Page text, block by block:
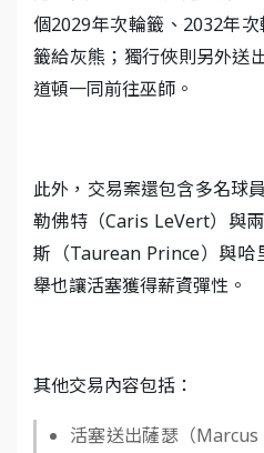
個2029年次輪籤、2032年
籤給灰熊；獨行俠則另外送
道頓一同前往巫師。
此外，交易案還包含多名球
勒佛特（Caris LeVert）與
斯（Taurean Prince）與哈
舉也讓活塞獲得薪資彈性。
其他交易內容包括：
活塞送出薩瑟（